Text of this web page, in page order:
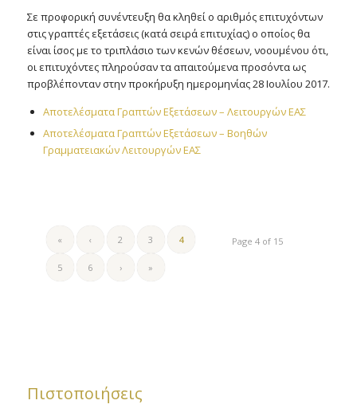
Σε προφορική συνέντευξη θα κληθεί ο αριθμός επιτυχόντων
στις γραπτές εξετάσεις (κατά σειρά επιτυχίας) ο οποίος θα
είναι ίσος με το τριπλάσιο των κενών θέσεων, νοουμένου ότι,
οι επιτυχόντες πληρούσαν τα απαιτούμενα προσόντα ως
προβλέπονταν στην προκήρυξη ημερομηνίας 28 Ιουλίου 2017.
Αποτελέσματα Γραπτών Εξετάσεων – Λειτουργών ΕΑΣ
Αποτελέσματα Γραπτών Εξετάσεων – Βοηθών
Γραμματειακών Λειτουργών ΕΑΣ
Page 4 of 15
« ‹ 2 3 4
5 6 › »
Πιστοποιήσεις